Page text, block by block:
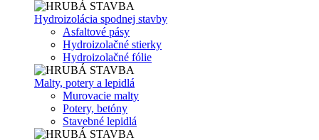
Hydroizolácia spodnej stavby
Asfaltové pásy
Hydroizolačné stierky
Hydroizolačné fólie
Malty, potery a lepidlá
Murovacie malty
Potery, betóny
Stavebné lepidlá